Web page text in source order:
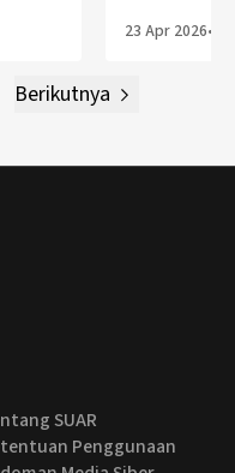
23 Apr 2026•
Berikutnya
SUAR
Penggunaan